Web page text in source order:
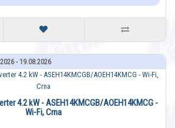
- 19.08.2026
4.2 kW - ASEH14KMCGB/AOEH14KMCG -
Wi-Fi, Crna